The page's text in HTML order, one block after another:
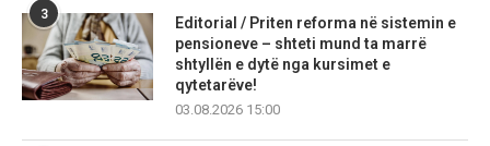
3
Editorial / Priten reforma në sistemin e
pensioneve – shteti mund ta marrë
shtyllën e dytë nga kursimet e
qytetarëve!
03.08.2026 15:00